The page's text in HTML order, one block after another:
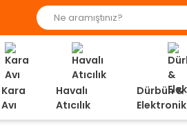
Kara
Avı
Havalı
Atıcılık
Dürbün &
Elektronik